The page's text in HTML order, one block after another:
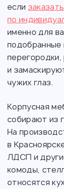
если
по
именно для
подобранные
и
чужих глаз.
Корпусная
собирают из
На
в
ЛДСП и
комоды,
относятся